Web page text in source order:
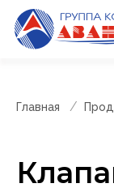
Главная